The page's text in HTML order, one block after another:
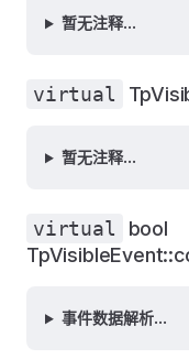
暂无注释...
virtual
暂无注释...
virtual
bool
事件数据解析...